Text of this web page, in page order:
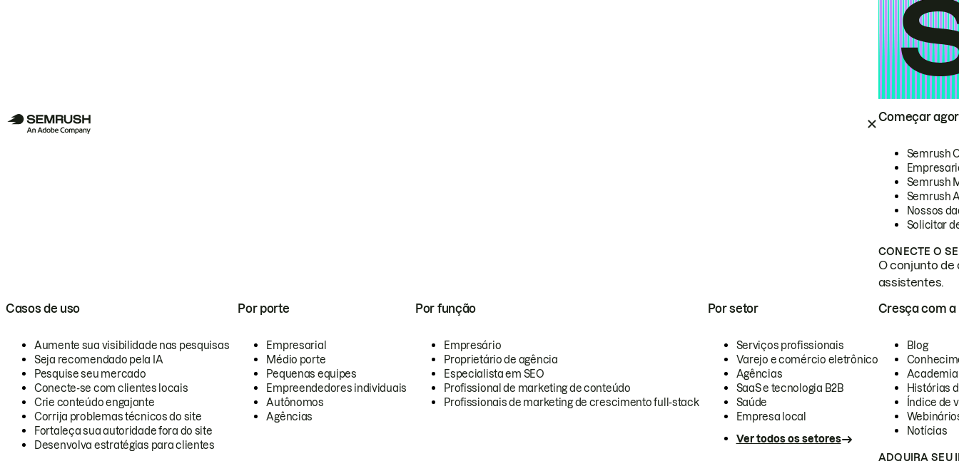
Começar
Semrush
Semrush
Semrush
Nossos
Solicitar
CONECTE O
O conjunto de
assistentes.
Casos de uso
Aumente sua visibilidade nas pesquisas
Seja recomendado pela IA
Pesquise seu mercado
Conecte-se com clientes locais
Crie conteúdo engajante
Corrija problemas técnicos do site
Fortaleça sua autoridade fora do site
Desenvolva estratégias para clientes
Por porte
Empresarial
Médio porte
Pequenas equipes
Empreendedores individuais
Autônomos
Agências
Por função
Empresário
Proprietário de agência
Especialista em SEO
Profissional de marketing de conteúdo
Profissionais de marketing de crescimento full-stack
Por setor
Serviços profissionais
Varejo e comércio eletrônico
Agências
SaaS e tecnologia B2B
Saúde
Empresa local
Ver todos os setores
Cresça com a
Blog
Academia
Histórias
Índice de
Notícias
ADQUIRA SEU